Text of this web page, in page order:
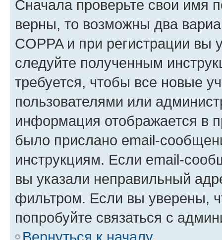
Сначала проверьте свои имя
верны, то возможны два
COPPA и при регистрации вы
следуйте полученным
требуется, чтобы все новые
пользователями или
информация отображается в
было прислано email-
инструкциям. Если email-
вы указали неправильный
фильтром. Если вы уверены,
попробуйте связаться с
Вернуться к началу